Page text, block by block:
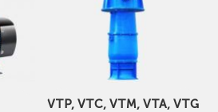
VTP, VTC, VTM, VTA, VTG